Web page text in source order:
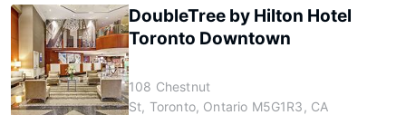
DoubleTree by Hilton Hotel
Toronto Downtown
108 Chestnut
St, Toronto, Ontario M5G1R3, CA